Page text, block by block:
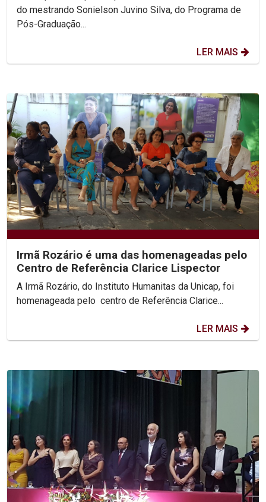
do mestrando Sonielson Juvino Silva, do Programa de
Pós-Graduação...
LER MAIS
Irmã Rozário é uma das homenageadas pelo
Centro de Referência Clarice Lispector
A Irmã Rozário, do Instituto Humanitas da Unicap, foi
homenageada pelo centro de Referência Clarice...
LER MAIS